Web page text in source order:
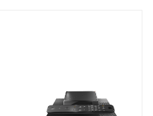
Lite Fibre